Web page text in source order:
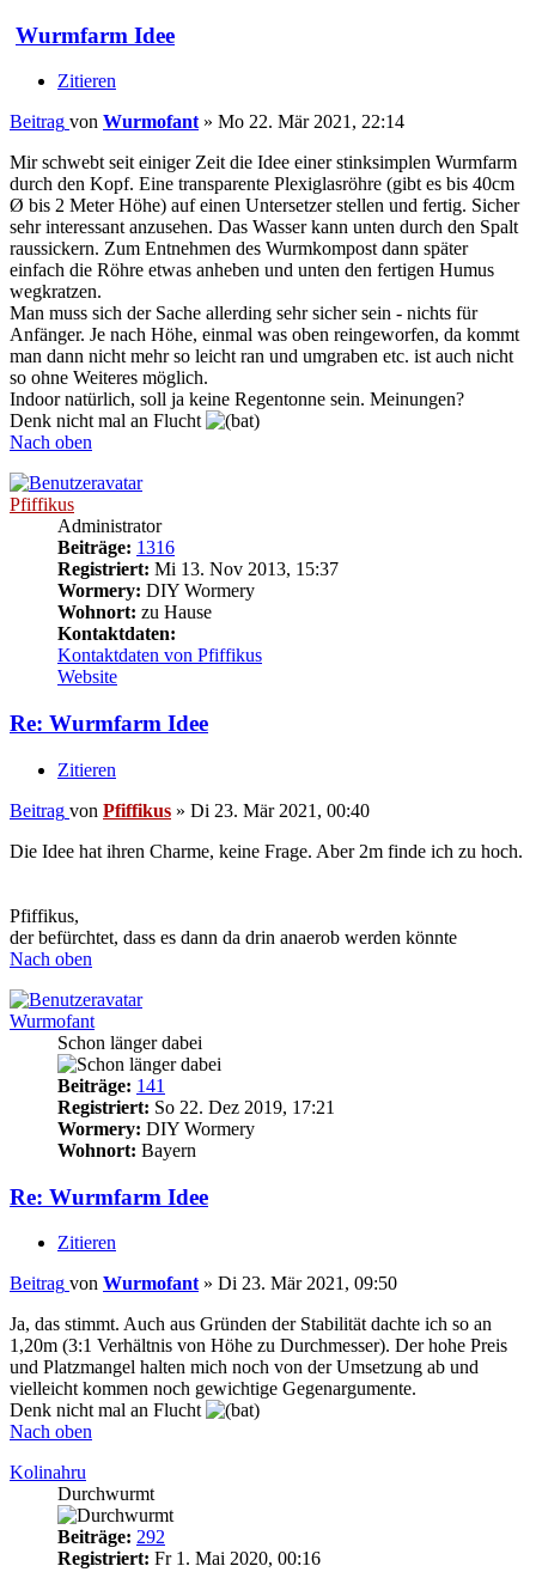
Wurmfarm Idee
Zitieren
Beitrag von Wurmofant» Mo 22. Mär 2021, 22:14
Mir schwebt seit einiger Zeit die Idee einer stinksimplen Wurmfarm
durch den Kopf. Eine transparente Plexiglasröhre (gibt es bis 40cm
Ø bis 2 Meter Höhe) auf einen Untersetzer stellen und fertig. Sicher
sehr interessant anzusehen. Das Wasser kann unten durch den Spalt
raussickern. Zum Entnehmen des Wurmkompost dann später
einfach die Röhre etwas anheben und unten den fertigen Humus
wegkratzen.
Man muss sich der Sache allerding sehr sicher sein - nichts für
Anfänger. Je nach Höhe, einmal was oben reingeworfen, da kommt
man dann nicht mehr so leicht ran und umgraben etc. ist auch nicht
so ohne Weiteres möglich.
Indoor natürlich, soll ja keine Regentonne sein. Meinungen?
Denk nicht mal an Flucht
Nach oben
Pfiffikus
Administrator
Beiträge: 1316
Registriert: Mi 13. Nov 2013, 15:37
Wormery: DIY Wormery
Wohnort: zu Hause
Kontaktdaten:
Kontaktdaten von Pfiffikus
Website
Re: Wurmfarm Idee
Zitieren
Beitrag von Pfiffikus » Di 23. Mär 2021, 00:40
Die Idee hat ihren Charme, keine Frage. Aber 2m finde ich zu hoch.
Pfiffikus,
der befürchtet, dass es dann da drin anaerob werden könnte
Nach oben
Wurmofant
Schon länger dabei
Beiträge: 141
Registriert: So 22. Dez 2019, 17:21
Wormery: DIY Wormery
Wohnort: Bayern
Re: Wurmfarm Idee
Zitieren
Beitrag von Wurmofant » Di 23. Mär 2021, 09:50
Ja, das stimmt. Auch aus Gründen der Stabilität dachte ich so an
1,20m (3:1 Verhältnis von Höhe zu Durchmesser). Der hohe Preis
und Platzmangel halten mich noch von der Umsetzung ab und
vielleicht kommen noch gewichtige Gegenargumente.
Denk nicht mal an Flucht
Nach oben
Kolinahru
Durchwurmt
Beiträge: 292
Registriert: Fr 1. Mai 2020, 00:16